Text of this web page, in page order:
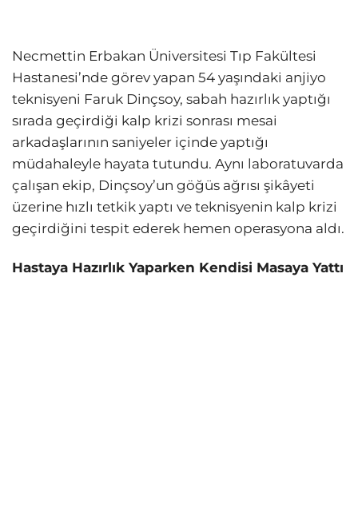
Necmettin Erbakan Üniversitesi Tıp Fakültesi
Hastanesi’nde görev yapan 54 yaşındaki anjiyo
teknisyeni Faruk Dinçsoy, sabah hazırlık yaptığı
sırada geçirdiği kalp krizi sonrası mesai
arkadaşlarının saniyeler içinde yaptığı
müdahaleyle hayata tutundu. Aynı laboratuvarda
çalışan ekip, Dinçsoy’un göğüs ağrısı şikâyeti
üzerine hızlı tetkik yaptı ve teknisyenin kalp krizi
geçirdiğini tespit ederek hemen operasyona aldı.
Hastaya Hazırlık Yaparken Kendisi Masaya Yattı